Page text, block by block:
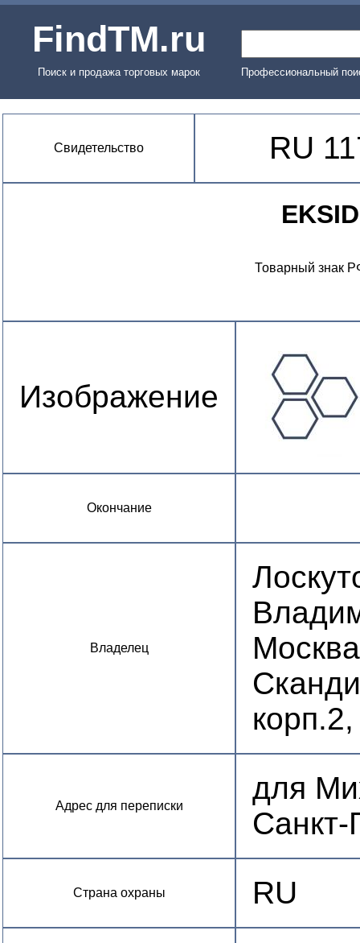
FindTM.ru
Поиск и продажа торговых марок Профессиональный
Свидетельство RU
Товарный знак
Изображение
Окончание
Владелец
Адрес для переписки
для
Санкт-
Страна охраны
RU